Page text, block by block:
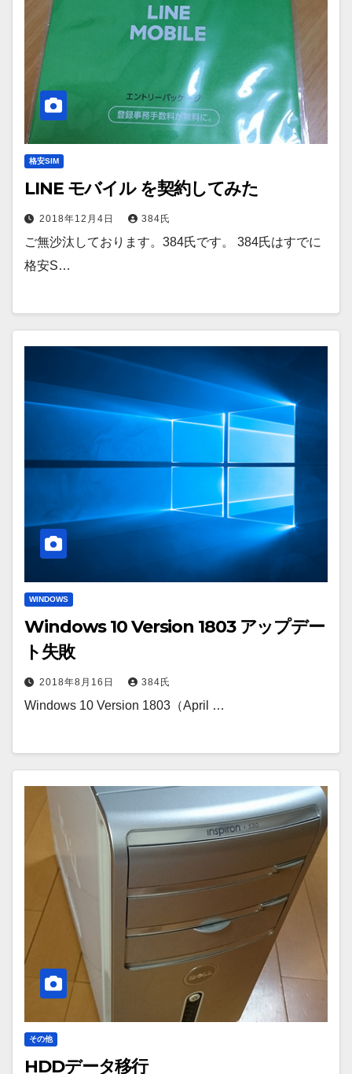
格安SIM
LINE モバイル を契約してみた
2018年12月4日 384氏
ご無沙汰しております。384氏です。 384氏はすでに
格安S…
WINDOWS
Windows 10 Version 1803 アップデー
ト失敗
2018年8月16日 384氏
Windows 10 Version 1803（April …
その他
HDDデータ移行